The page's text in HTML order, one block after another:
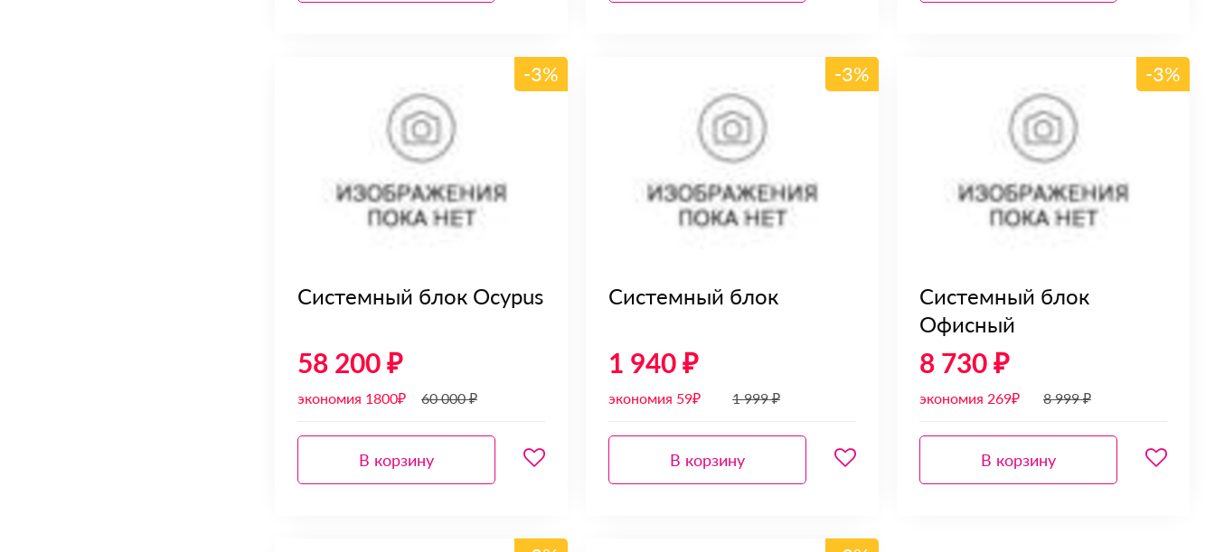
-3%
Системный блок Ocypus
58 200 ₽
экономия 1800₽ 60 000 ₽
В корзину
-3%
Системный блок
1 940 ₽
экономия 59₽ 1 999 ₽
В корзину
-3%
Системный блок
Офисный
8 730 ₽
экономия 269₽ 8 999 ₽
В корзину